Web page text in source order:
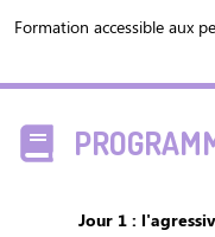
Formation accessible aux
Jour 1 :